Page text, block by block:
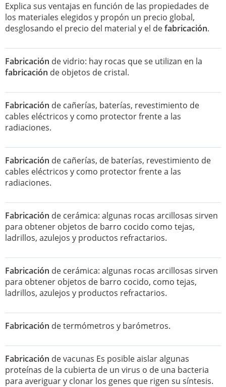
Explica sus ventajas en función de las propiedades de
los materiales elegidos y propón un precio global,
desglosando el precio del material y el defabricación.
Fabricación de vidrio: hay rocas que se utilizan en la
fabricación de objetos de cristal.
Fabricación de cañerías, baterías, revestimiento de
cables eléctricos y como protector frente a las
radiaciones.
Fabricación de cañerías, de baterías, revestimiento de
cables eléctricos y como protector frente a las
radiaciones.
Fabricación de cerámica: algunas rocas arcillosas sirven
para obtener objetos de barro cocido como tejas,
ladrillos, azulejos y productos refractarios.
Fabricación de cerámica: algunas rocas arcillosas sirven
para obtener objetos de barro cocido, como tejas,
ladrillos, azulejos y productos refractarios.
Fabricación de termómetros y barómetros.
Fabricación de vacunas Es posible aislar algunas
proteínas de la cubierta de un virus o de una bacteria
para averiguar y clonar los genes que rigen su síntesis.